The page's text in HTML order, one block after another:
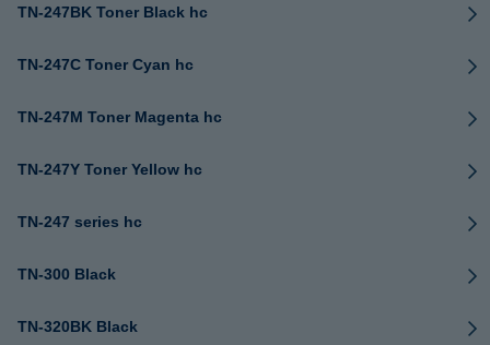
TN-247BK Toner Black hc
TN-247C Toner Cyan hc
TN-247M Toner Magenta hc
TN-247Y Toner Yellow hc
TN-247 series hc
TN-300 Black
TN-320BK Black